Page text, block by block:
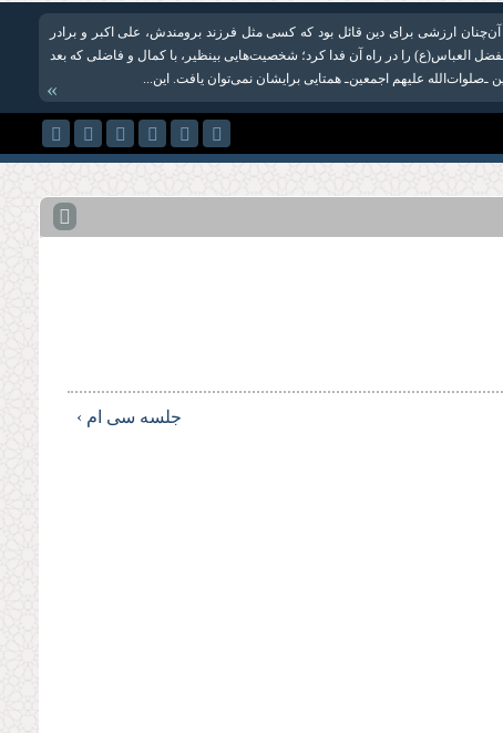
ارزشی برای دین قائل بود كه کسی مثل فرزند برومندش، علی اكبر و برادر
العباس(ع) را در راه آن فدا کرد؛ شخصیت‌هایی بی‏نظیر، با كمال و فاضلی که بعد
ـ‌صلوات‌الله علیهم اجمعین‌ـ همتایی برایشان نمی‌توان یافت. این...
»
جلسه سی ام ›